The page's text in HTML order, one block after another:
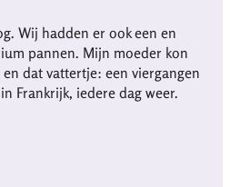
Wij hadden er ook een en
pannen. Mijn moeder kon
dat vattertje: een viergangen
Frankrijk, iedere dag weer.